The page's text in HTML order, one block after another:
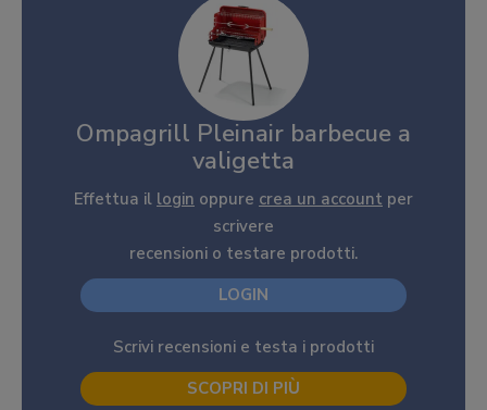
Ompagrill Pleinair barbecue a
valigetta
Effettua il login oppure crea un account per
scrivere
recensioni o testare prodotti.
LOGIN
Scrivi recensioni e testa i prodotti
SCOPRI DI PIÙ